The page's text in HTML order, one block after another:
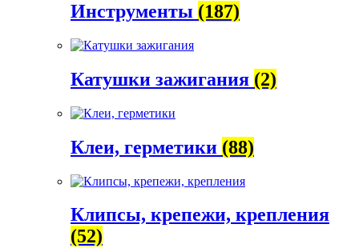
Инструменты (187)
Катушки зажигания (2)
Клеи, герметики (88)
Клипсы, крепежи, крепления
(52)